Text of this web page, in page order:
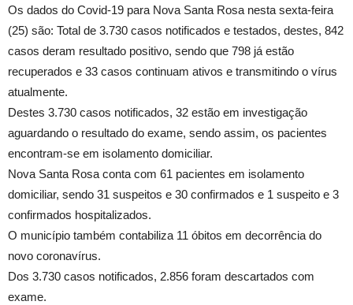
Os dados do Covid-19 para Nova Santa Rosa nesta sexta-feira
(25) são: Total de 3.730 casos notificados e testados, destes, 842
casos deram resultado positivo, sendo que 798 já estão
recuperados e 33 casos continuam ativos e transmitindo o vírus
atualmente.
Destes 3.730 casos notificados, 32 estão em investigação
aguardando o resultado do exame, sendo assim, os pacientes
encontram-se em isolamento domiciliar.
Nova Santa Rosa conta com 61 pacientes em isolamento
domiciliar, sendo 31 suspeitos e 30 confirmados e 1 suspeito e 3
confirmados hospitalizados.
O município também contabiliza 11 óbitos em decorrência do
novo coronavírus.
Dos 3.730 casos notificados, 2.856 foram descartados com
exame.